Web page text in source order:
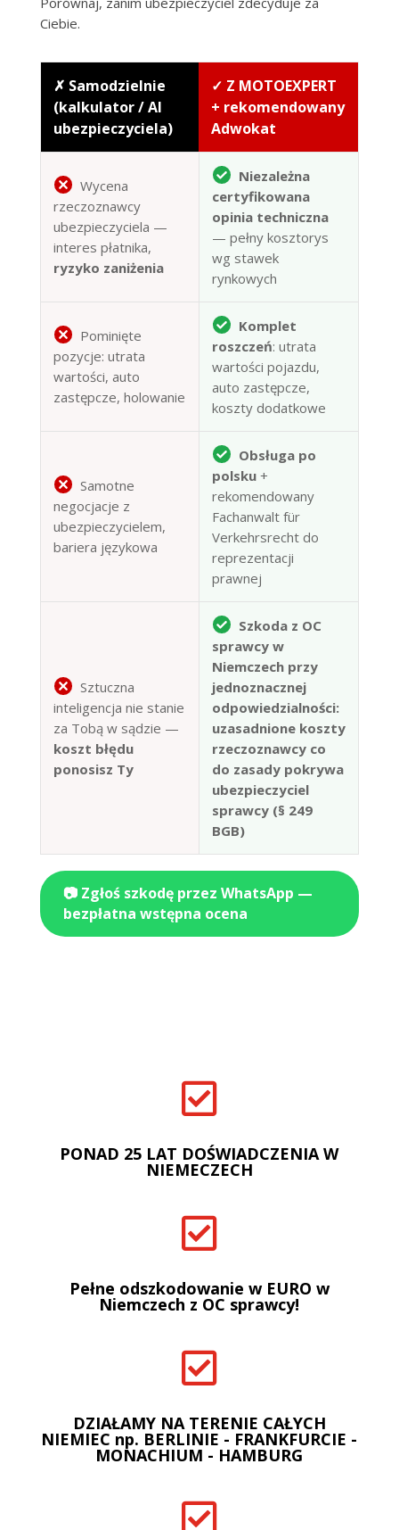
Ciebie.
✗ Samodzielnie
(kalkulator / AI
ubezpieczyciela)
✓ Z MOTOEXPERT
+ rekomendowany
Adwokat
Wycena
rzeczoznawcy
ubezpieczyciela —
interes płatnika,
ryzyko zaniżenia
Niezależna
certyfikowana
opinia techniczna
— pełny kosztorys
wg stawek
rynkowych
Pominięte
pozycje: utrata
wartości, auto
zastępcze, holowanie
Komplet
roszczeń: utrata
wartości pojazdu,
auto zastępcze,
koszty dodatkowe
Samotne
negocjacje z
ubezpieczycielem,
bariera językowa
Obsługa po
polsku+
rekomendowany
Fachanwalt für
Verkehrsrecht do
reprezentacji
prawnej
Sztuczna
inteligencja nie stanie
za Tobą w sądzie —
koszt błędu
ponosisz Ty
Szkoda z OC
sprawcy w
Niemczech przy
jednoznacznej
odpowiedzialności:
uzasadnione koszty
rzeczoznawcy co
do zasady pokrywa
ubezpieczyciel
sprawcy (§ 249
BGB)
📷 Zgłoś szkodę przez WhatsApp —
bezpłatna wstępna ocena

PONAD 25 LAT DOŚWIADCZENIA W
NIEMECZECH

Pełne odszkodowanie w EURO w
Niemczech z OC sprawcy!

DZIAŁAMY NA TERENIE CAŁYCH
NIEMIEC np. BERLINIE - FRANKFURCIE -
MONACHIUM - HAMBURG
